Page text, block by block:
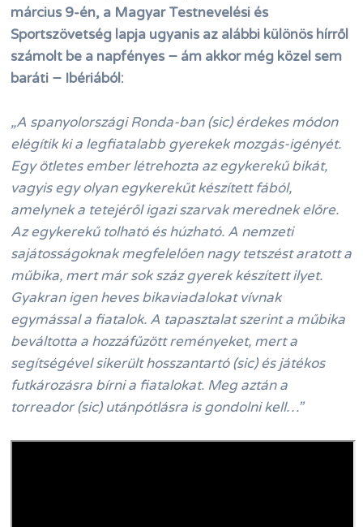
március 9-én, a Magyar Testnevelési és
Sportszövetség lapja ugyanis az alábbi különös hírről
számolt be a napfényes − ám akkor még közel sem
baráti − Ibériából:
„A spanyolországi Ronda-ban (sic) érdekes módon
elégítik ki a legfiatalabb gyerekek mozgás-igényét.
Egy ötletes ember létrehozta az egykerekű bikát,
vagyis egy olyan egykerekűt készített fából,
amelynek a tetejéről igazi szarvak merednek előre.
Az egykerekű tolható és húzható. A nemzeti
sajátosságoknak megfelelően nagy tetszést aratott a
műbika, mert már sok száz gyerek készített ilyet.
Gyakran igen heves bikaviadalokat vívnak
egymással a fiatalok. A tapasztalat szerint a műbika
beváltotta a hozzáfűzött reményeket, mert a
segítségével sikerült hosszantartó (sic) és játékos
futkározásra bírni a fiatalokat. Meg aztán a
torreador (sic) utánpótlásra is gondolni kell…”